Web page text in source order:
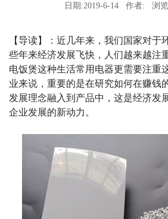
日期:2019-6-14 作者: 浏
【导读】：近几年来，我们国家对于
些年来经济发展飞快，人们越来越注
电饭煲这种生活常用电器更需要注重
业来说，重要的是在研究如何在赚钱
发展理念融入到产品中，这是经济发
企业发展的新动力。